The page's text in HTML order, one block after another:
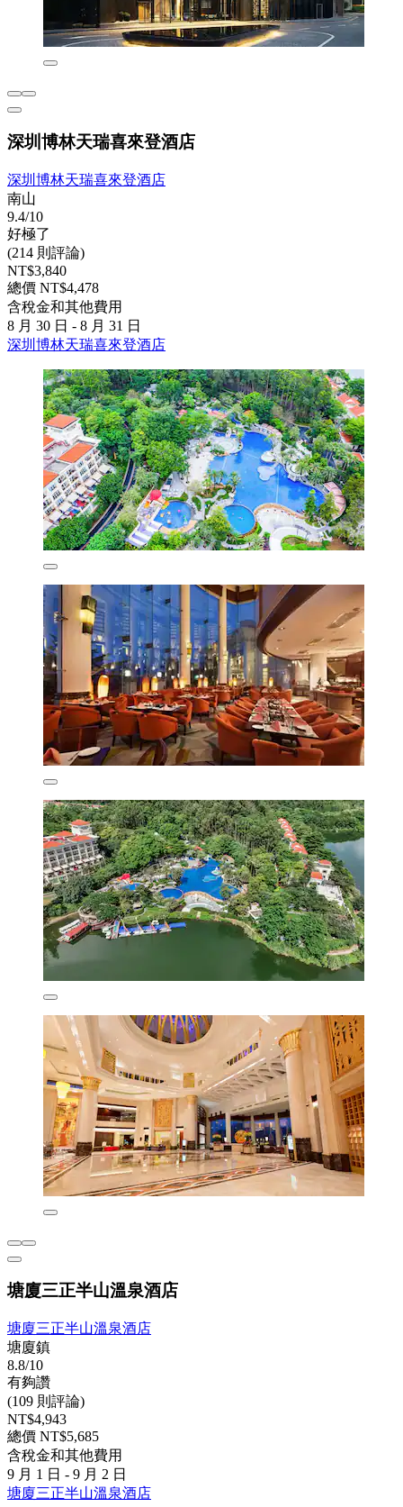
深圳博林天瑞喜來登酒店
深圳博林天瑞喜來登酒店
南山
9.4/10
好極了
(214 則評論)
NT$3,840
總價 NT$4,478
含稅金和其他費用
8 月 30 日 - 8 月 31 日
深圳博林天瑞喜來登酒店
塘廈三正半山溫泉酒店
塘廈三正半山溫泉酒店
塘廈鎮
8.8/10
有夠讚
(109 則評論)
NT$4,943
總價 NT$5,685
含稅金和其他費用
9 月 1 日 - 9 月 2 日
塘廈三正半山溫泉酒店